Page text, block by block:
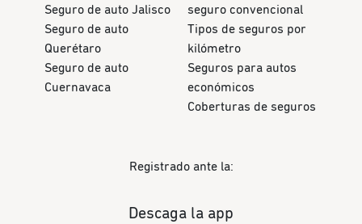
Seguro de auto Jalisco
Seguro de auto
Querétaro
Seguro de auto
Cuernavaca
seguro convencional
Tipos de seguros por
kilómetro
Seguros para autos
económicos
Coberturas de seguros
Registrado ante la:
Descaga la app